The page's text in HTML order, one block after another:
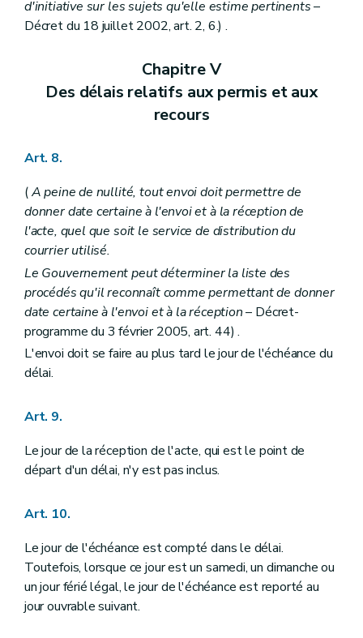
Chapitre premier De la composition et des modalités de fonctionnement des commissions d'aménagement du territoire
Section première De la commission régionale et de ses sections
Section
Constitution
Section Siège
Art. 239
Section S
Section Présidence
Art. 243
Section
Bureau
Art. 244
Section
Art. 245
Section
Fonctionnement
Art. 246
Section Délibérations
Art. 247
Section
Groupe de travail
Art. 248
Art. 251
Art. 252
Art. 255
Section 2 De l'octroi de subventions aux communes pour l'élaboration d'un schéma de structure et d'un règlement communal d'urbanisme
Art. 256 à 259
Section 3 Des modalités d'entrée et de sortie du régime de décentralisation
Art. 259/1
d'initiative sur les sujets qu'elle estime pertinents–
Décret du 18 juillet 2002, art. 2, 6.) .
Chapitre V
Des délais relatifs aux permis et aux
recours
Art. 8.
(A peine de nullité, tout envoi doit permettre de
donner date certaine à l'envoi et à la réception de
l'acte, quel que soit le service de distribution du
courrier utilisé.
Le Gouvernement peut déterminer la liste des
procédés qu'il reconnaît comme permettant de donner
date certaine à l'envoi et à la réception– Décret-
programme du 3 février 2005, art. 44) .
L'envoi doit se faire au plus tard le jour de l'échéance du
délai.
Art. 9.
Le jour de la réception de l'acte, qui est le point de
départ d'un délai, n'y est pas inclus.
Art. 10.
Le jour de l'échéance est compté dans le délai.
Toutefois, lorsque ce jour est un samedi, un dimanche ou
un jour férié légal, le jour de l'échéance est reporté au
jour ouvrable suivant.